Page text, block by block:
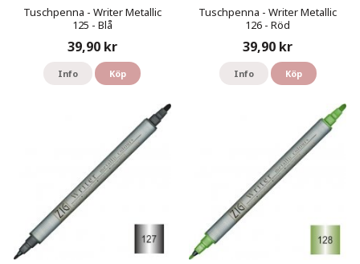
Tuschpenna - Writer Metallic
125 - Blå
39,90 kr
Info Köp
Tuschpenna - Writer Metallic
126 - Röd
39,90 kr
Info Köp